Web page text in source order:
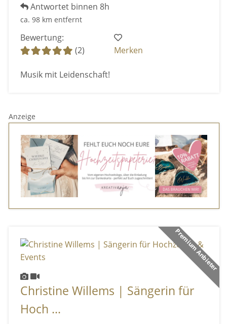
Antwortet binnen 8h
ca. 98 km entfernt
Bewertung:
(2)
Merken
Musik mit Leidenschaft!
Anzeige
Premium Anbieter
Christine Willems | Sängerin für
Hoch ...